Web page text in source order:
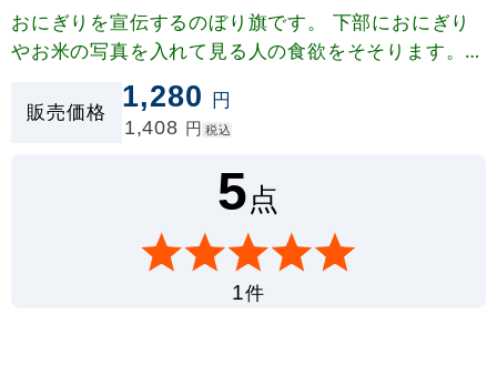
おにぎりを宣伝するのぼり旗です。 下部におにぎり
やお米の写真を入れて見る人の食欲をそそります。
ひし形の中の「手造」の文字がこだわりをアピールし
ます。
販売価格 1,280 円
1,408 円 税込
5点
1件